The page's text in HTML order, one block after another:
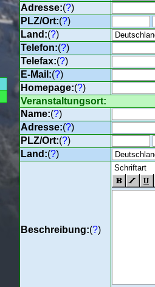
Adresse:(?)
PLZ/Ort:(?)
Land:(?)
Telefon:(?)
Telefax:(?)
E-Mail:(?)
Homepage:(?)
Veranstaltungsort:
Name:(?)
Adresse:(?)
PLZ/Ort:(?)
Land:(?)
Beschreibung:(?)